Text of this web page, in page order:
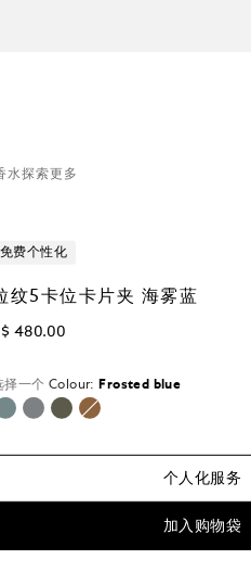
水探索更多
免费个性化
纹5卡位卡片夹 海雾蓝
480.00
择一个 Colour: Frosted blue
选择
个人化服务
加入购物袋